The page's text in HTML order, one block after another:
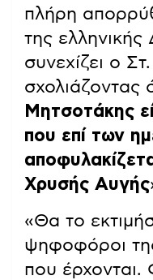
πλήρη
της ελληνικής
συνεχίζει ο
σχολιάζοντας
Μητσοτάκης
που επί των
Χρυσής Αυγής
«Θα το
ψηφοφόροι
που έρχονται.